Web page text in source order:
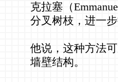
克拉塞（
分叉树枝，进一
他说，这种方法
墙壁结构。